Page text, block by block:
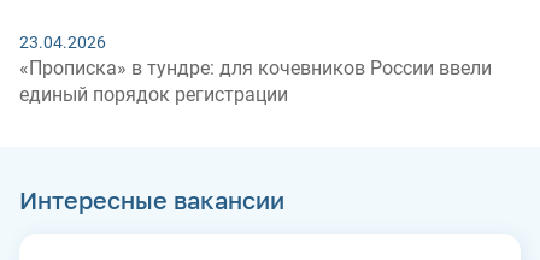
23.04.2026
«Прописка» в тундре: для кочевников России ввели
единый порядок регистрации
Интересные вакансии